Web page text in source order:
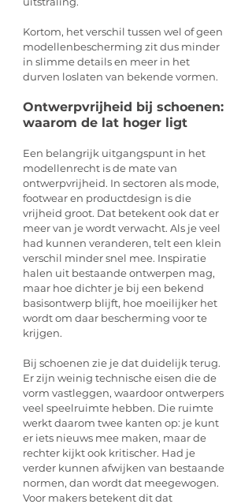
Kortom, het verschil tussen wel of geen
modellenbescherming zit dus minder
in slimme details en meer in het
durven loslaten van bekende vormen.
Ontwerpvrijheid bij schoenen:
waarom de lat hoger ligt
Een belangrijk uitgangspunt in het
modellenrecht is de mate van
ontwerpvrijheid. In sectoren als mode,
footwear en productdesign is die
vrijheid groot. Dat betekent ook dat er
meer van je wordt verwacht. Als je veel
had kunnen veranderen, telt een klein
verschil minder snel mee. Inspiratie
halen uit bestaande ontwerpen mag,
maar hoe dichter je bij een bekend
basisontwerp blijft, hoe moeilijker het
wordt om daar bescherming voor te
krijgen.
Bij schoenen zie je dat duidelijk terug.
Er zijn weinig technische eisen die de
vorm vastleggen, waardoor ontwerpers
veel speelruimte hebben. Die ruimte
werkt daarom twee kanten op: je kunt
er iets nieuws mee maken, maar de
rechter kijkt ook kritischer. Had je
verder kunnen afwijken van bestaande
normen, dan wordt dat meegewogen.
Voor makers betekent dit dat